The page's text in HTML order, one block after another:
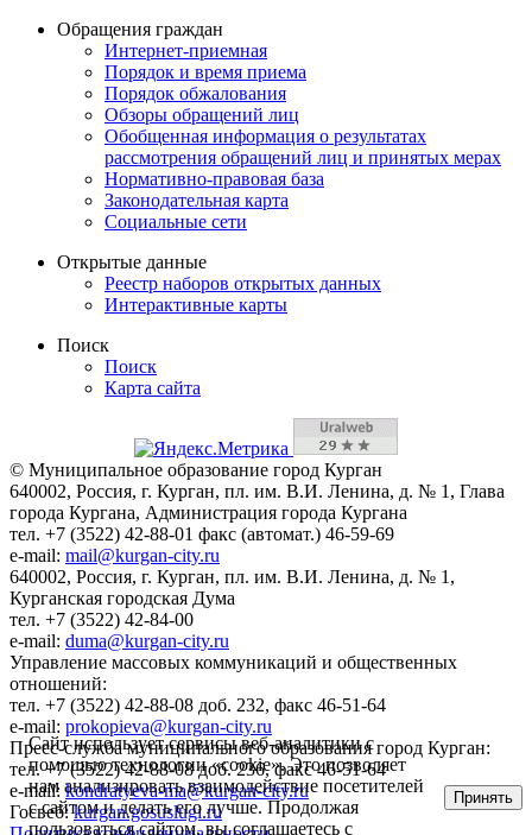
Обращения граждан
Интернет-приемная
Порядок и время приема
Порядок обжалования
Обзоры обращений лиц
Обобщенная информация о результатах
рассмотрения обращений лиц и принятых мерах
Нормативно-правовая база
Законодательная карта
Социальные сети
Открытые данные
Реестр наборов открытых данных
Интерактивные карты
Поиск
Поиск
Карта сайта
© Муниципальное образование город Курган
640002, Россия, г. Курган, пл. им. В.И. Ленина, д. № 1, Глава
города Кургана, Администрация города Кургана
тел. +7 (3522) 42-88-01 факс (автомат.) 46-59-69
e-mail: mail@kurgan-city.ru
640002, Россия, г. Курган, пл. им. В.И. Ленина, д. № 1,
Курганская городская Дума
тел. +7 (3522) 42-84-00
e-mail: duma@kurgan-city.ru
Управление массовых коммуникаций и общественных
отношений:
тел. +7 (3522) 42-88-08 доб. 232, факс 46-51-64
e-mail: prokopieva@kurgan-city.ru
Пресс-служба муниципального образования город Курган:
тел. +7 (3522) 42-88-08 доб. 236, факс 46-51-64
e-mail:kondratyeva-ma@kurgan-city.ru
Госвеб:kurgan.gosuslugi.ru
Сайт использует сервисы веб-аналитики с
помощью технологии «cookie». Это позволяет
нам анализировать взаимодействие посетителей
с сайтом и делать его лучше. Продолжая
пользоваться сайтом, вы соглашаетесь с
Принять